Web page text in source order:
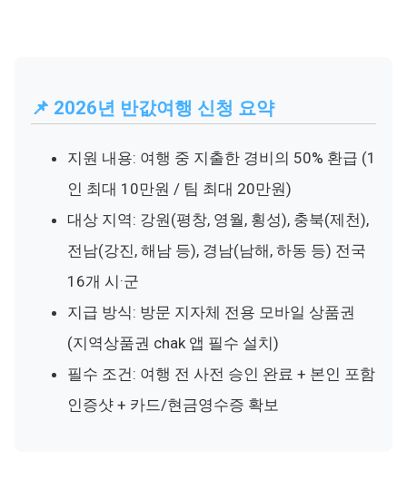
📌 2026년 반값여행 신청 요약
지원 내용: 여행 중 지출한 경비의 50% 환급 (1
인 최대 10만원 / 팀 최대 20만원)
대상 지역: 강원(평창, 영월, 횡성), 충북(제천),
전남(강진, 해남 등), 경남(남해, 하동 등) 전국
16개 시·군
지급 방식: 방문 지자체 전용 모바일 상품권
(지역상품권 chak 앱 필수 설치)
필수 조건: 여행 전 사전 승인 완료 + 본인 포함
인증샷 + 카드/현금영수증 확보